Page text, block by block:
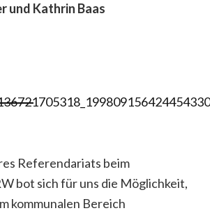
und Kathrin Baas
Referendariats beim
bot sich für uns die Möglichkeit,
kommunalen Bereich